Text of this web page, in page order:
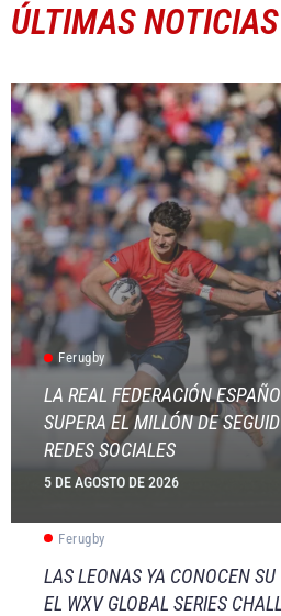
ÚLTIMAS NOTICIAS
Ferugby
LA REAL FEDERACIÓN
SUPERA EL MILLÓN DE
REDES SOCIALES
5 DE AGOSTO DE 2026
Ferugby
LAS LEONAS YA CONOCEN
EL WXV GLOBAL SERIES